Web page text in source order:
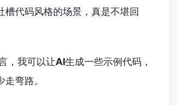
槽代码风格的场景，真是不堪回
，我可以让AI生成一些示例代码，
弯路。